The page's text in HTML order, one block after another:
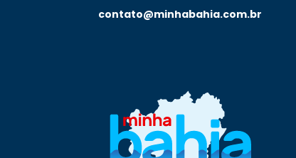
contato@minhabahia.com.br